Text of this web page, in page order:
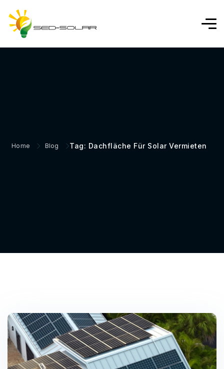
Home Blog Tag: Dachfläche Für Solar Vermieten